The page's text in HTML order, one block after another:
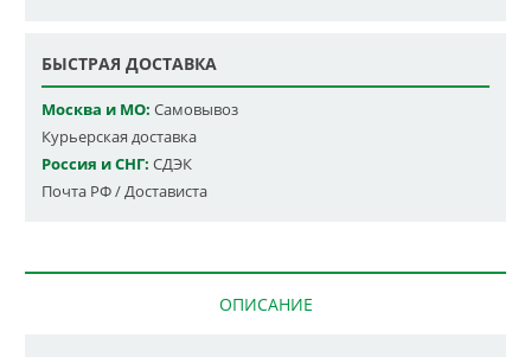
БЫСТРАЯ ДОСТАВКА
Москва и МО: Самовывоз
Курьерская доставка
Россия и СНГ: СДЭК
Почта РФ / Достависта
ОПИСАНИЕ